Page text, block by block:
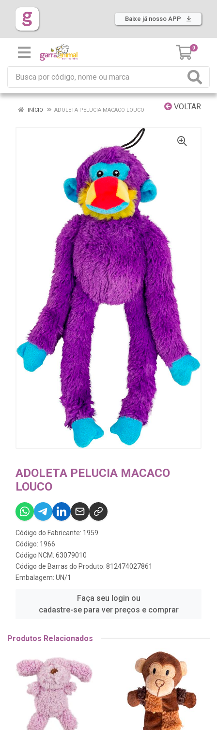
Baixe já nosso APP
0
VOLTAR
INÍCIO ADOLETA PELUCIA MACACO LOUCO
ADOLETA PELUCIA MACACO
LOUCO
Código do Fabricante: 1959
Código: 1966
Código NCM: 63079010
Código de Barras do Produto: 812474027861
Embalagem: UN/1
Faça seu login ou
cadastre-se para ver preços e comprar
Produtos Relacionados